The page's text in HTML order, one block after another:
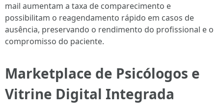
mail aumentam a taxa de comparecimento e
possibilitam o reagendamento rápido em casos de
ausência, preservando o rendimento do profissional e o
compromisso do paciente.
Marketplace de Psicólogos e
Vitrine Digital Integrada